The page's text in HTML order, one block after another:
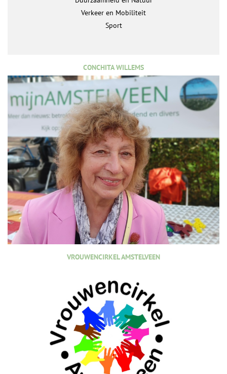
Verkeer en Mobiliteit
Sport
CONCHITA WILLEMS
VROUWENCIRKEL AMSTELVEEN